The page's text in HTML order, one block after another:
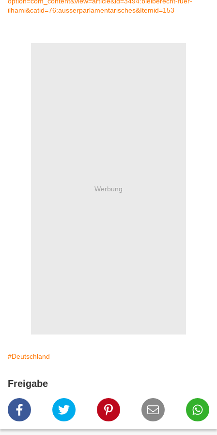
ilhami&catid=76:ausserparlamentarisches&Itemid=153
Werbung
#Deutschland
Freigabe